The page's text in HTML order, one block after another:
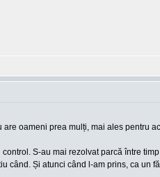
oameni prea mulți, mai ales pentru
S-au mai rezolvat parcă între
Și atunci când l-am prins, ca un